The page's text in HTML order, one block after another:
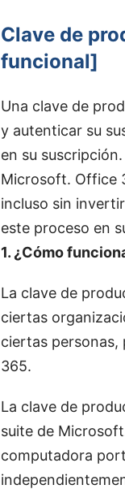
Clave de
funcional]
Una clave de
y autenticar su
en su
Microsoft. Office
incluso sin
este proceso en
1. ¿Cómo
La clave de
ciertas
ciertas personas,
365.
La clave de
suite de
computadora